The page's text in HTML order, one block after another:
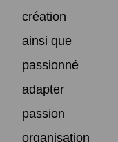
création
ainsi que
passionné
adapter
passion
organisation